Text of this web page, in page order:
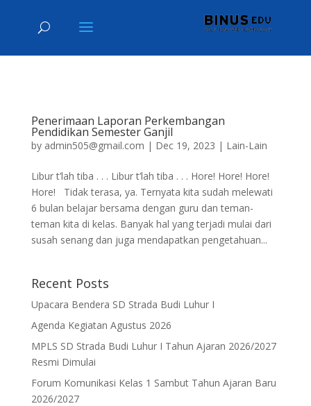
Penerimaan Laporan Perkembangan
Pendidikan Semester Ganjil
by admin505@gmail.com | Dec 19, 2023 | Lain-Lain
Libur t’lah tiba . . . Libur t’lah tiba . . . Hore! Hore! Hore!
Hore! Tidak terasa, ya. Ternyata kita sudah melewati
6 bulan belajar bersama dengan guru dan teman-
teman kita di kelas. Banyak hal yang terjadi mulai dari
susah senang dan juga mendapatkan pengetahuan...
Recent Posts
Upacara Bendera SD Strada Budi Luhur I
Agenda Kegiatan Agustus 2026
MPLS SD Strada Budi Luhur I Tahun Ajaran 2026/2027
Resmi Dimulai
Forum Komunikasi Kelas 1 Sambut Tahun Ajaran Baru
2026/2027